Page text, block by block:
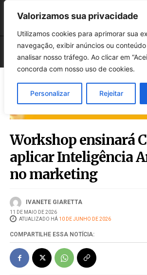
Valorizamos sua privacidade
Utilizamos cookies para aprimorar sua
navegação, exibir anúncios ou
analisar nosso tráfego. Ao clicar em
concorda com nosso uso de cookies.
Personalizar Rejeitar
Workshop ensinará
aplicar Inteligência
no marketing
IVANETE GIARETTA
11 DE MAIO DE 2026
ATUALIZADO HÁ 10 DE JUNHO DE 2026
COMPARTILHE ESSA NOTÍCIA: